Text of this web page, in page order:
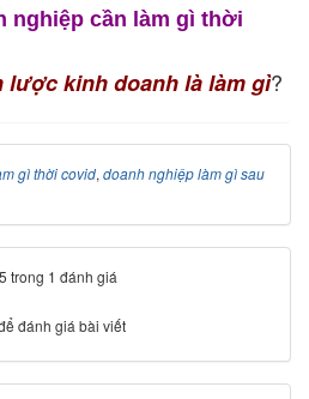
nghiệp cần làm gì thời
lược kinh doanh là làm gì?
gì thời covid, doanh nghiệp làm gì sau
trong 1 đánh giá
đánh giá bài viết